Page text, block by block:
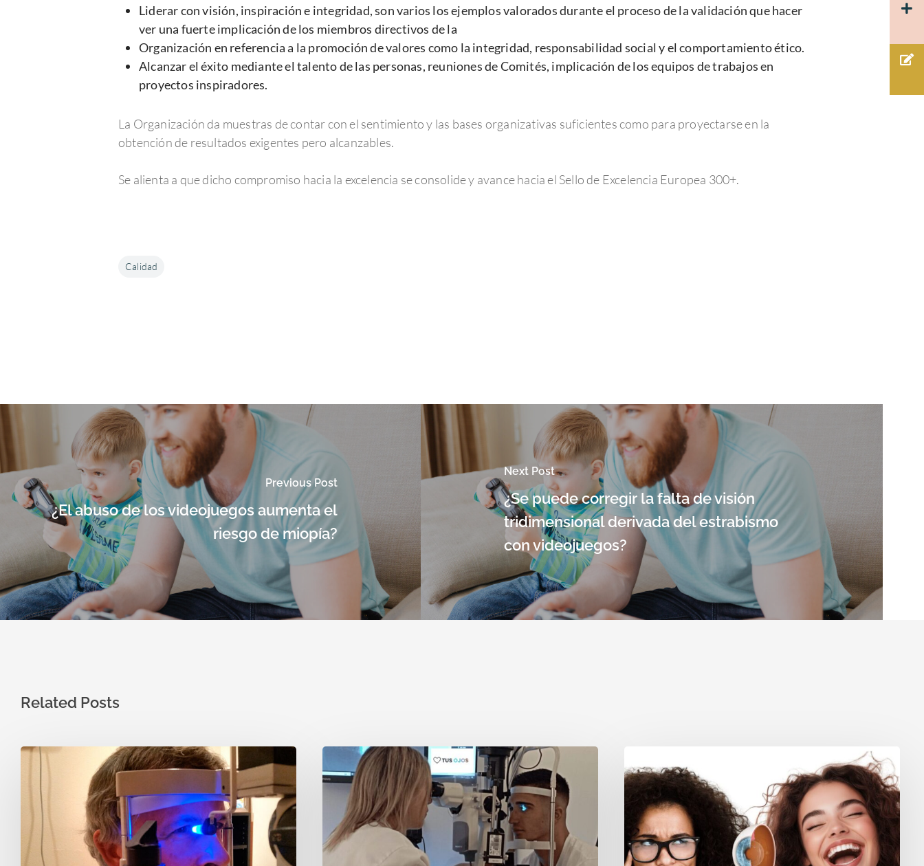
Liderar con visión, inspiración e integridad, son varios los ejemplos valorados durante el proceso de la validación que hacer
ver una fuerte implicación de los miembros directivos de la
Organización en referencia a la promoción de valores como la integridad, responsabilidad social y el comportamiento ético.
Alcanzar el éxito mediante el talento de las personas, reuniones de Comités, implicación de los equipos de trabajos en
proyectos inspiradores.
La Organización da muestras de contar con el sentimiento y las bases organizativas suficientes como para proyectarse en la
obtención de resultados exigentes pero alcanzables.
Se alienta a que dicho compromiso hacia la excelencia se consolide y avance hacia el Sello de Excelencia Europea 300+.
Calidad
Previous Post
¿El abuso de los videojuegos aumenta el
riesgo de miopía?
Next Post
¿Se puede corregir la falta de visión
tridimensional derivada del estrabismo
con videojuegos?
Related Posts